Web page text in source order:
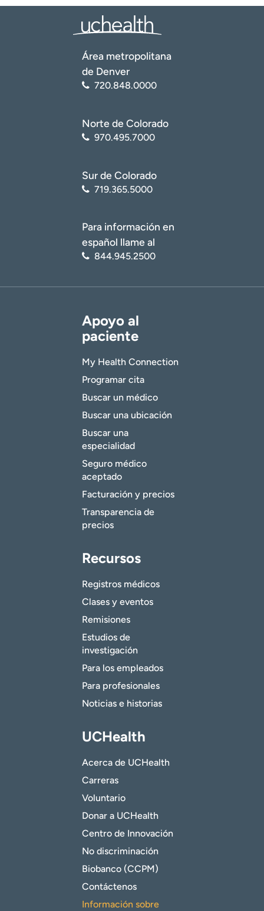
Área metropolitana
de Denver
720.848.0000
Norte de Colorado
970.495.7000
Sur de Colorado
719.365.5000
Para información en
español llame al
844.945.2500
Apoyo al
paciente
My Health Connection
Programar cita
Buscar un médico
Buscar una ubicación
Buscar una
especialidad
Seguro médico
aceptado
Facturación y precios
Transparencia de
precios
Recursos
Registros médicos
Clases y eventos
Remisiones
Estudios de
investigación
Para los empleados
Para profesionales
Noticias e historias
UCHealth
Acerca de UCHealth
Carreras
Voluntario
Donar a UCHealth
Centro de Innovación
No discriminación
Biobanco (CCPM)
Contáctenos
Información sobre